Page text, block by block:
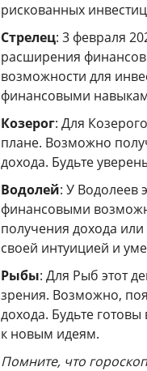
рискованных
Стрелец: 3 февраля
расширения
возможности для
финансовыми
Козерог: Для
плане. Возможно
дохода. Будьте
Водолей: У Водолеев
финансовыми
получения дохода
своей интуицией и
Рыбы: Для Рыб этот
зрения. Возможно,
дохода. Будьте
к новым идеям.
Помните, что